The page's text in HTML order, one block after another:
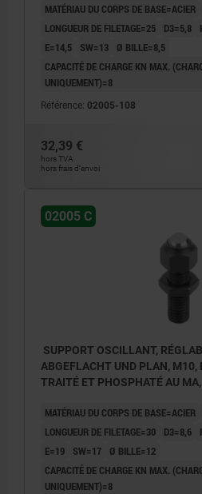
MATÉRIAU DU CORPS DE BASE=ACIER
LONGUEUR DE FILETAGE=25
D3=5,8
E=14,5
SW=13
Ø BILLE=8,5
CAPACITÉ DE CHARGE KN MAX.
UNIQUEMENT)=8
Référence: 02005-108
32,39 €
hors TVA
hors frais d’envoi
02005 C
SUPPORT OSCILLANT,
ABGEFLACHT UND PLAN, M10,
TRAITÉ ET PHOSPHATÉ AU
MATÉRIAU DU CORPS DE BASE=ACIER
LONGUEUR DE FILETAGE=30
D3=8,6
E=19
SW=17
Ø BILLE=12
CAPACITÉ DE CHARGE KN MAX.
UNIQUEMENT)=8